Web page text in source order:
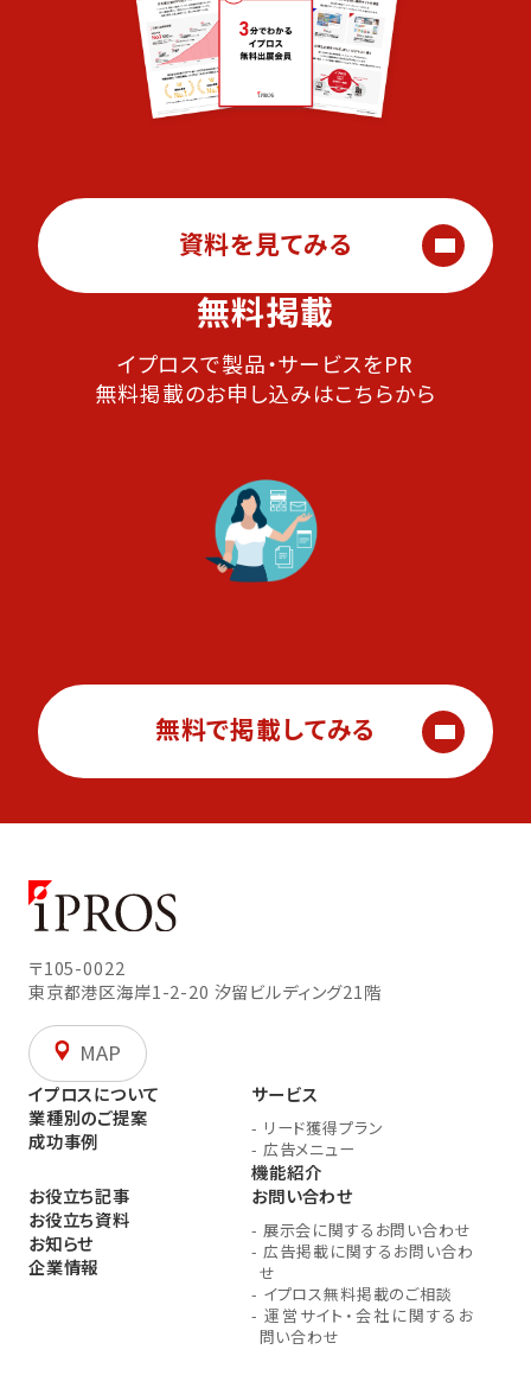
資料を見てみる
無料掲載
イプロスで製品・サービスをPR
無料掲載のお申し込みはこちらから
無料で掲載してみる
〒105-0022
東京都港区海岸1-2-20 汐留ビルディング21階
MAP
イプロスについて
業種別のご提案
成功事例
サービス
- リード獲得プラン
- 広告メニュー
機能紹介
お役立ち記事
お役立ち資料
お知らせ
企業情報
お問い合わせ
- 展示会に関するお問い合わせ
- 広告掲載に関するお問い合わ
せ
- イプロス無料掲載のご相談
- 運営サイト・会社に関するお
問い合わせ